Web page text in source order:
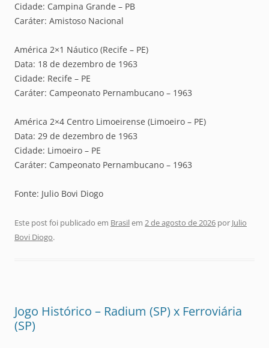
Cidade: Campina Grande – PB
Caráter: Amistoso Nacional
América 2×1 Náutico (Recife – PE)
Data: 18 de dezembro de 1963
Cidade: Recife – PE
Caráter: Campeonato Pernambucano – 1963
América 2×4 Centro Limoeirense (Limoeiro – PE)
Data: 29 de dezembro de 1963
Cidade: Limoeiro – PE
Caráter: Campeonato Pernambucano – 1963
Fonte: Julio Bovi Diogo
Este post foi publicado em Brasilem 2 de agosto de 2026 por Julio
Bovi Diogo.
Jogo Histórico – Radium (SP) x Ferroviária
(SP)